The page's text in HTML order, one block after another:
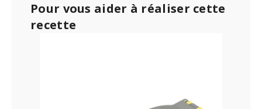
Pour vous aider à réaliser cette
recette